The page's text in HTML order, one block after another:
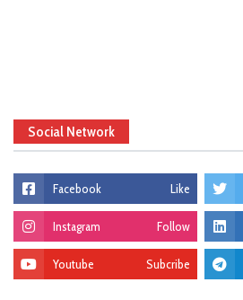
Social Network
Facebook Like
Instagram Follow
Youtube Subcribe